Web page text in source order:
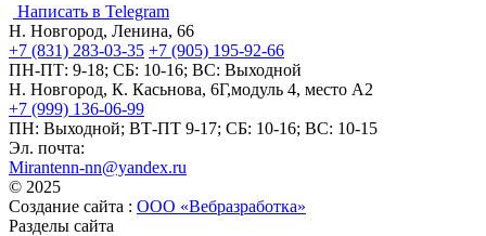
Написать в Telegram
Н. Новгород, Ленина, 66
+7 (831) 283-03-35 +7 (905) 195-92-66
ПН-ПТ: 9-18; СБ: 10-16; ВС: Выходной
Н. Новгород, К. Касьнова, 6Г,модуль 4, место А2
+7 (999) 136-06-99
ПН: Выходной; ВТ-ПТ 9-17; СБ: 10-16; ВС: 10-15
Эл. почта:
Mirantenn-nn@yandex.ru
© 2025
Создание сайта : ООО «Вебразработка»
Разделы сайта